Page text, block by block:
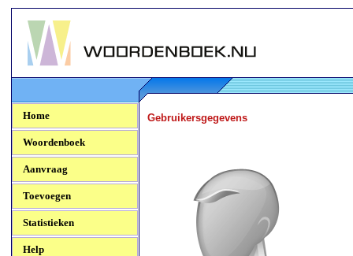
Woordenboek.NU
Home
Woordenboek
Aanvraag
Toevoegen
Statistieken
Help
Gebruikersgegevens